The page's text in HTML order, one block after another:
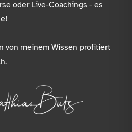
oder Live-Coachings - es
von meinem Wissen profitiert